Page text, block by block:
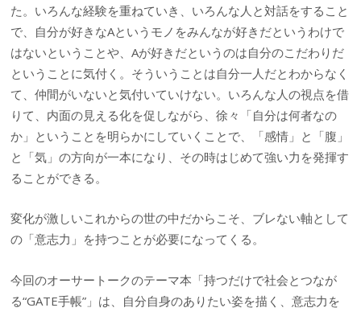
た。いろんな経験を重ねていき、いろんな人と対話をすること
で、自分が好きなAというモノをみんなが好きだというわけで
はないということや、Aが好きだというのは自分のこだわりだ
ということに気付く。そういうことは自分一人だとわからなく
て、仲間がいないと気付いていけない。いろんな人の視点を借
りて、内面の見える化を促しながら、徐々「自分は何者なの
か」ということを明らかにしていくことで、「感情」と「腹」
と「気」の方向が一本になり、その時はじめて強い力を発揮す
ることができる。
変化が激しいこれからの世の中だからこそ、ブレない軸として
の「意志力」を持つことが必要になってくる。
今回のオーサートークのテーマ本「持つだけで社会とつなが
る“GATE手帳”」は、自分自身のありたい姿を描く、意志力を